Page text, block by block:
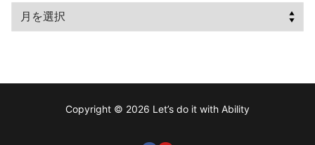
Copyright © 2026 Let’s do it with Ability